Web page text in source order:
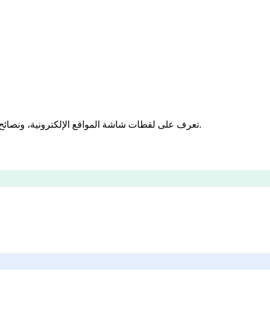
تعرف على لقطات شاشة المواقع الإلكترونية، ونصائح تطوير الويب، والأدوات الرقمية. أدلة ودروس متخصصة للمطورين والمصممين.